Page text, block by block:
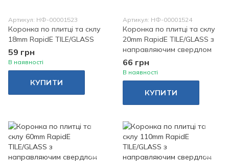
Артикул: НФ-00001523
Коронка по плитці та склу
18mm RapidE TILE/GLASS
59 грн
В наявності
КУПИТИ
Артикул: НФ-00001524
Коронка по плитці та склу
20mm RapidE TILE/GLASS з
направляючим свердлом
66 грн
В наявності
КУПИТИ